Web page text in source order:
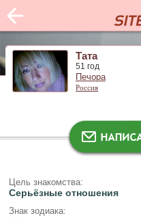
Тата
51 год
Печора
Россия
Цель знакомства:
Серьёзные отношения
Знак зодиака: